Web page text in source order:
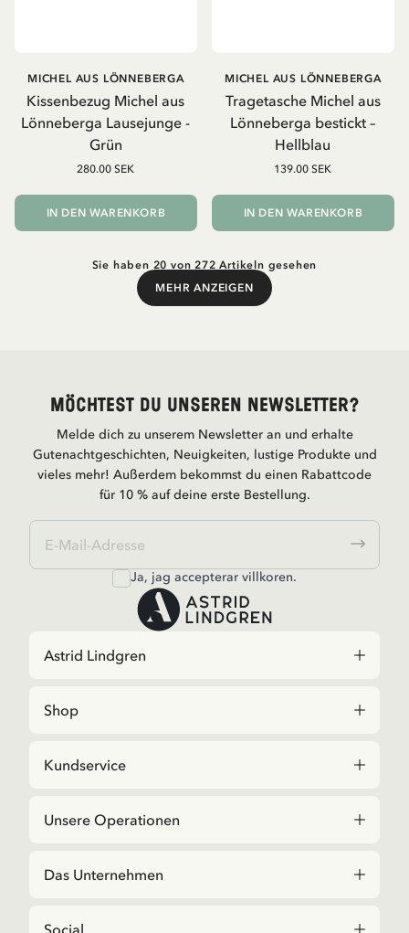
Kissenbezug Michel aus
Lönneberga Lausejunge -
Grün
MICHEL AUS LÖNNEBERGA
280.00 SEK
IN DEN WARENKORB
Tragetasche Michel aus
Lönneberga bestickt –
Hellblau
MICHEL AUS LÖNNEBERGA
139.00 SEK
IN DEN WARENKORB
Sie haben 20 von 272 Artikeln gesehen
MEHR ANZEIGEN
Mehr anzeigen
Möchtest du unseren Newsletter?
Melde dich zu unserem Newsletter an und erhalte
Gutenachtgeschichten, Neuigkeiten, lustige Produkte und
vieles mehr! Außerdem bekommst du einen Rabattcode
für 10 % auf deine erste Bestellung.
Ja, jag accepterar villkoren.
Astrid Lindgren
Shop
Kundservice
Unsere Operationen
Das Unternehmen
Social